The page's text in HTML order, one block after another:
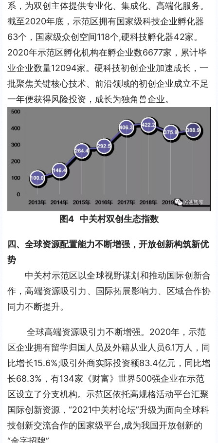
系，为双创主体提供专业化、集成化、高端化服务。
截至2020年底，示范区拥有国家级科技企业孵化器
63个，国家级众创空间118个,硬科技孵化器42家。
2020年示范区孵化机构在孵企业数6677家，累计毕
业企业数量12094家。硬科技初创企业加速成长，一
批聚焦关键核心技术、前沿领域的初创企业成立不足
一年便获得风险投资，成长为独角兽企业。
图4   中关村双创生态指数
四、全球资源配置能力不断增强，开放创新构筑新优
势
中关村示范区以全球视野谋划和推动国际创新合
作，高端资源吸引力、国际拓展影响力、区域合作协
同力不断提升。
全球高端资源吸引力不断增强。2020年，示范
区企业拥有留学归国人员及外籍从业人员6.1万人，同
比增长15.6%;吸引外商实际投资额83.4亿元，同比增
长68.3%，有134家《财富》世界500强企业在示范
区设立了分支机构。示范区依托高规格活动平台汇聚
国际创新资源，“2021中关村论坛”升级为面向全球科
技创新交流合作的国家级平台,成为我国开放创新的
“金字招牌”。